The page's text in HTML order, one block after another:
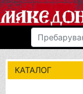
КАТАЛОГ